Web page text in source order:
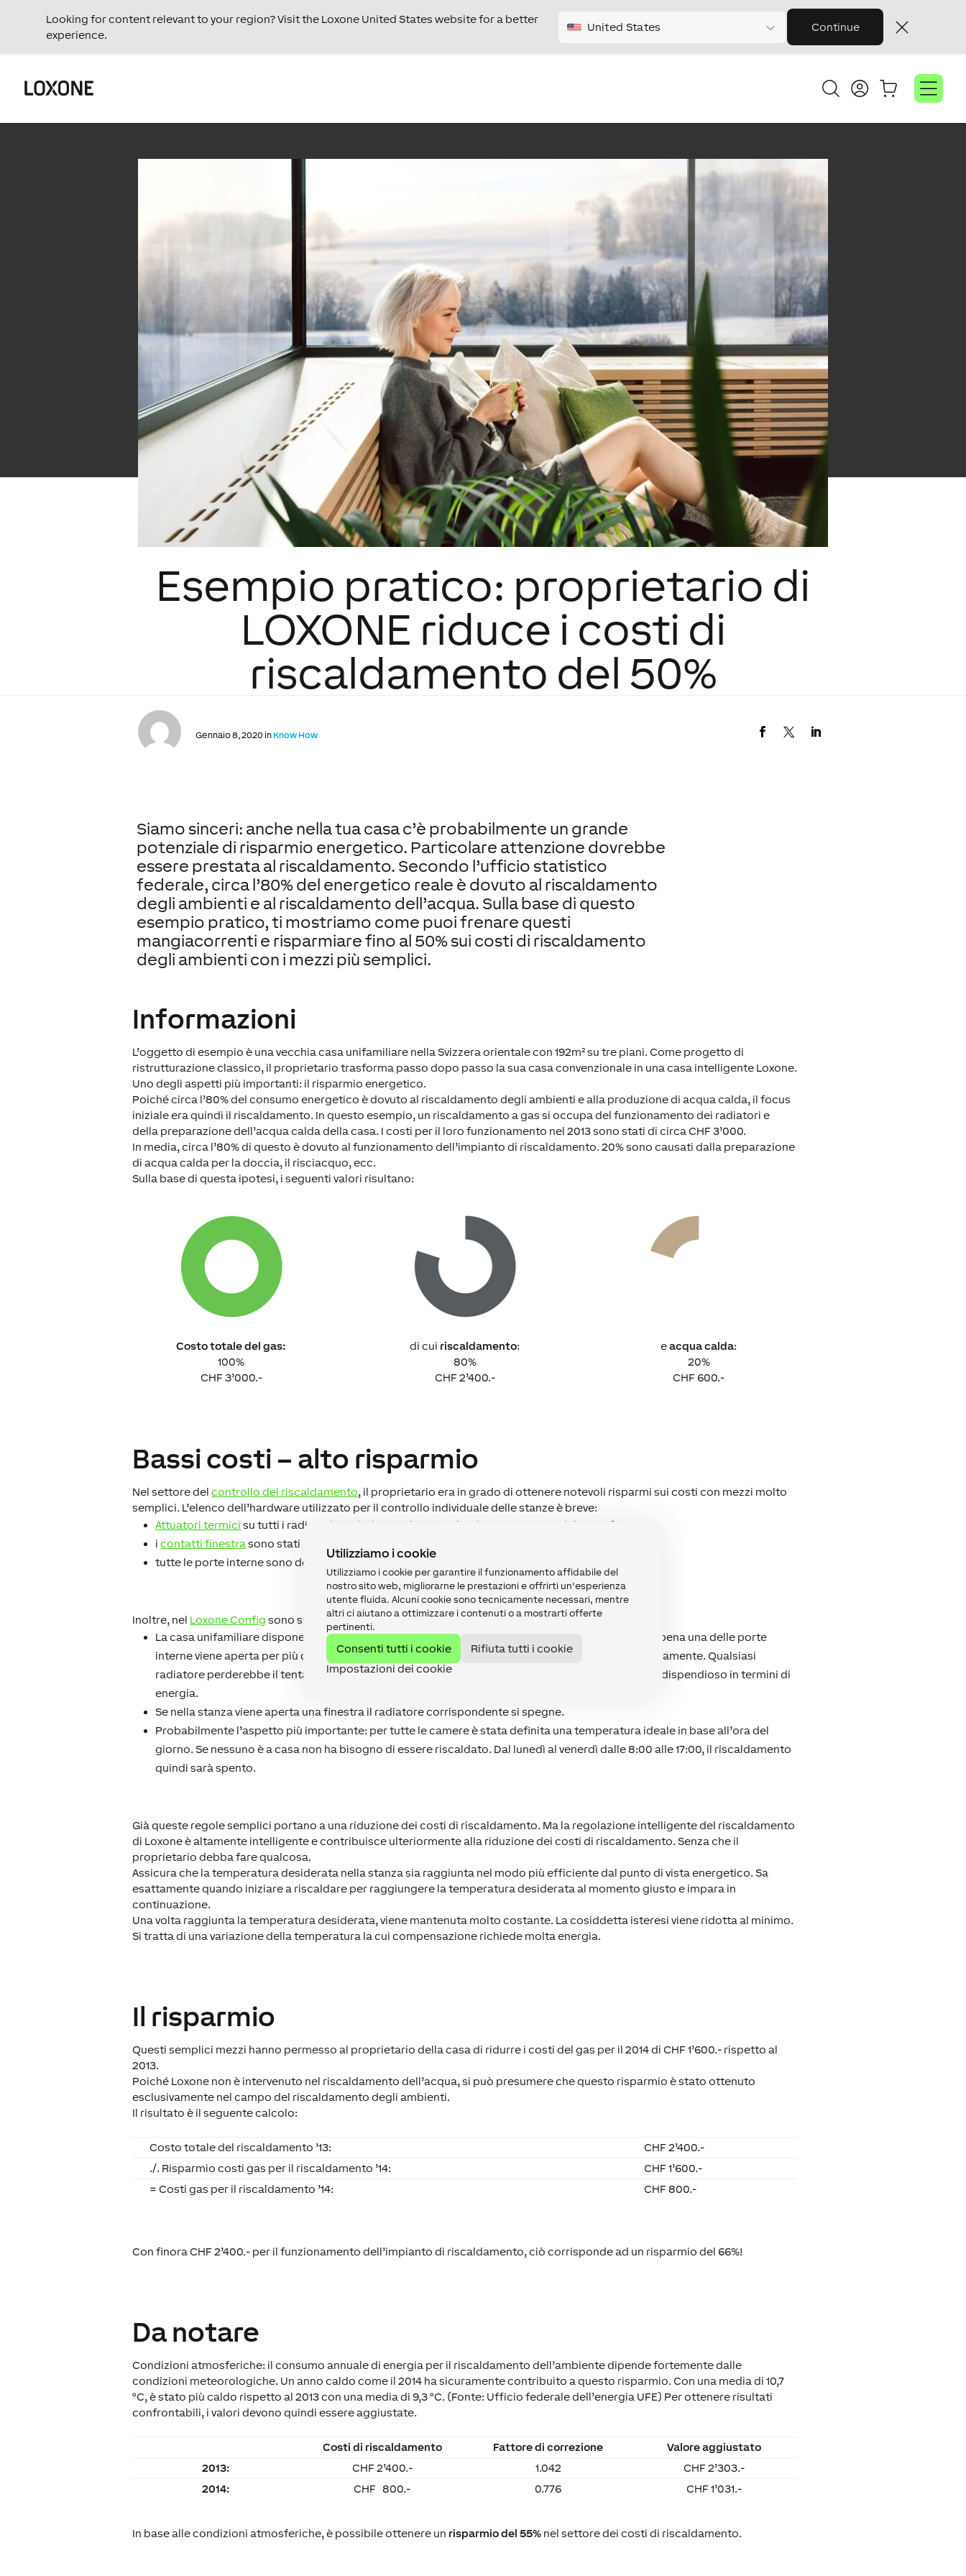
Utilizziamo i cookie
Utilizziamo i cookie per garantire il funzionamento affidabile del
nostro sito web, migliorarne le prestazioni e offrirti un'esperienza
utente fluida. Alcuni cookie sono tecnicamente necessari, mentre
altri ci aiutano a ottimizzare i contenuti o a mostrarti offerte
pertinenti.
Consenti tutti i cookie
Rifiuta tutti i cookie
Impostazioni dei cookie
Looking for content relevant to your region? Visit the Loxone United States website for a better
experience.
United States Continue
Esempio pratico: proprietario di
LOXONE riduce i costi di
riscaldamento del 50%
Gennaio 8, 2020 inKnow How
Siamo sinceri: anche nella tua casa c’è probabilmente un grande
potenziale di risparmio energetico. Particolare attenzione dovrebbe
essere prestata al riscaldamento. Secondo l’ufficio statistico
federale, circa l’80% del energetico reale è dovuto al riscaldamento
degli ambienti e al riscaldamento dell’acqua. Sulla base di questo
esempio pratico, ti mostriamo come puoi frenare questi
mangiacorrenti e risparmiare fino al 50% sui costi di riscaldamento
degli ambienti con i mezzi più semplici.
Informazioni
L’oggetto di esempio è una vecchia casa unifamiliare nella Svizzera orientale con 192m² su tre piani. Come progetto di
ristrutturazione classico, il proprietario trasforma passo dopo passo la sua casa convenzionale in una casa intelligente Loxone.
Uno degli aspetti più importanti: il risparmio energetico.
Poiché circa l’80% del consumo energetico è dovuto al riscaldamento degli ambienti e alla produzione di acqua calda, il focus
iniziale era quindi il riscaldamento. In questo esempio, un riscaldamento a gas si occupa del funzionamento dei radiatori e
della preparazione dell’acqua calda della casa. I costi per il loro funzionamento nel 2013 sono stati di circa CHF 3’000.
In media, circa l’80% di questo è dovuto al funzionamento dell’impianto di riscaldamento. 20% sono causati dalla preparazione
di acqua calda per la doccia, il risciacquo, ecc.
Sulla base di questa ipotesi, i seguenti valori risultano:
Costo totale del gas:
100%
CHF 3’000.-
di cui riscaldamento:
80%
CHF 2’400.-
eacqua calda:
20%
CHF 600.-
Bassi costi – alto risparmio
Nel settore delcontrollo del riscaldamento, il proprietario era in grado di ottenere notevoli risparmi sui costi con mezzi molto
semplici. L’elenco dell’hardware utilizzato per il controllo individuale delle stanze è breve:
Attuatori termici su tutti i radiatori sostituiscono le precedenti teste termostatiche Danfoss,
icontatti finestra sono stati montati su tutte le finestre e
tutte le porte interne sono dotate con
Inoltre, nel Loxone Config sono state definite alcune semplici logiche:
La casa unifamiliare dispone di un vano scala grande e aperto. I contatti porte registrano, non appena una delle porte
interne viene aperta per più di 15 minuti. Il riscaldamento nella stanza relativa si spegne automaticamente. Qualsiasi
radiatore perderebbe il tentativo di riscaldare il vano scale in aggiunta alla stanza in modo molto dispendioso in termini di
energia.
Se nella stanza viene aperta una finestra il radiatore corrispondente si spegne.
Probabilmente l’aspetto più importante: per tutte le camere è stata definita una temperatura ideale in base all’ora del
giorno. Se nessuno è a casa non ha bisogno di essere riscaldato. Dal lunedì al venerdì dalle 8:00 alle 17:00, il riscaldamento
quindi sarà spento.
Già queste regole semplici portano a una riduzione dei costi di riscaldamento. Ma la regolazione intelligente del riscaldamento
di Loxone è altamente intelligente e contribuisce ulteriormente alla riduzione dei costi di riscaldamento. Senza che il
proprietario debba fare qualcosa.
Assicura che la temperatura desiderata nella stanza sia raggiunta nel modo più efficiente dal punto di vista energetico. Sa
esattamente quando iniziare a riscaldare per raggiungere la temperatura desiderata al momento giusto e impara in
continuazione.
Una volta raggiunta la temperatura desiderata, viene mantenuta molto costante. La cosiddetta isteresi viene ridotta al minimo.
Si tratta di una variazione della temperatura la cui compensazione richiede molta energia.
Il risparmio
Questi semplici mezzi hanno permesso al proprietario della casa di ridurre i costi del gas per il 2014 di CHF 1’600.- rispetto al
2013.
Poiché Loxone non è intervenuto nel riscaldamento dell’acqua, si può presumere che questo risparmio è stato ottenuto
esclusivamente nel campo del riscaldamento degli ambienti.
Il risultato è il seguente calcolo:
Costo totale del riscaldamento ’13:
CHF 2’400.-
./. Risparmio costi gas per il riscaldamento ’14:
CHF 1’600.-
= Costi gas per il riscaldamento ’14:
CHF 800.-
Con finora CHF 2’400.- per il funzionamento dell’impianto di riscaldamento, ciò corrisponde ad un risparmio del 66%!
Da notare
Condizioni atmosferiche: il consumo annuale di energia per il riscaldamento dell’ambiente dipende fortemente dalle
condizioni meteorologiche. Un anno caldo come il 2014 ha sicuramente contribuito a questo risparmio. Con una media di 10,7
°C, è stato più caldo rispetto al 2013 con una media di 9,3 °C. (Fonte: Ufficio federale dell’energia UFE) Per ottenere risultati
confrontabili, i valori devono quindi essere aggiustate.
Costi di riscaldamento Fattore di correzione
Valore aggiustato
2013:
CHF 2’400.- 1.042
CHF 2’303.-
2014:
CHF 800.- 0.776 CHF 1’031.-
In base alle condizioni atmosferiche, è possibile ottenere un risparmio del 55% nel settore dei costi di riscaldamento.